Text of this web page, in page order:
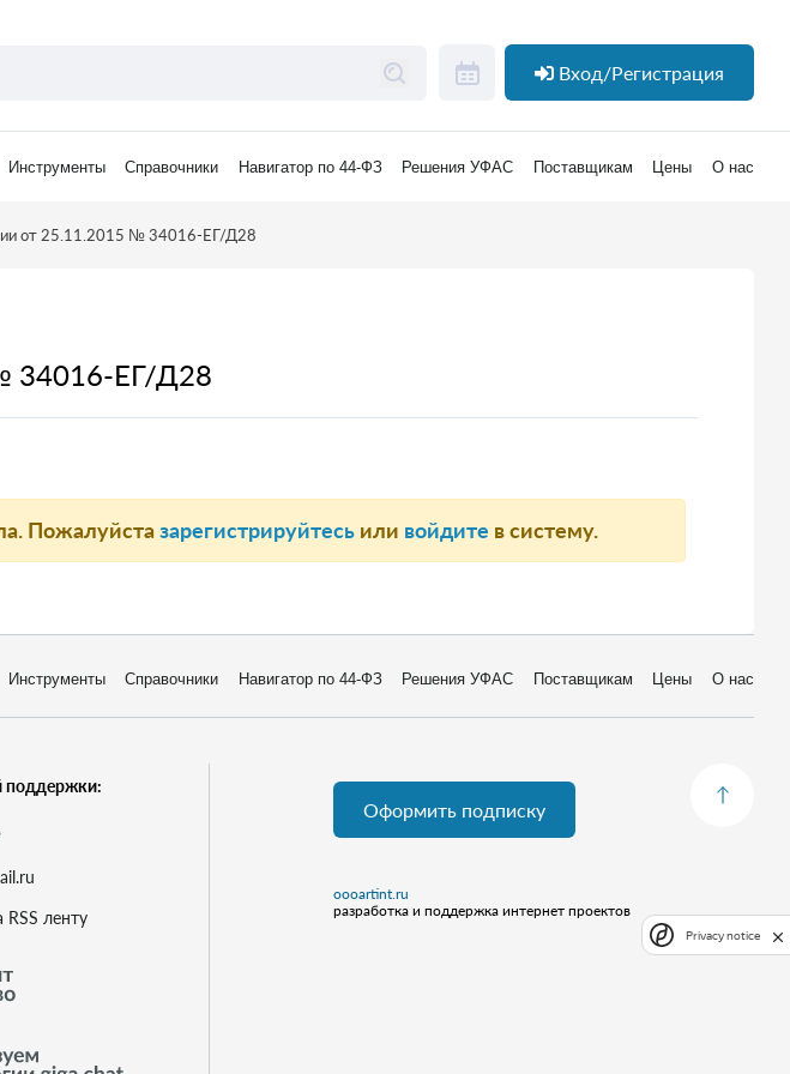
Вход/Регистрация
Инструменты Справочники Навигатор по 44-ФЗ Решения УФАС Поставщикам Цены О нас
от 25.11.2015 № 34016-ЕГ/Д28
34016-ЕГ/Д28
Пожалуйстазарегистрируйтесьили войдите в систему.
Инструменты Справочники Навигатор по 44-ФЗ Решения УФАС Поставщикам Цены О нас
поддержки:
RSS ленту
Оформить подписку
oooartint.ru
разработка и поддержка интернет проектов
Privacy notice